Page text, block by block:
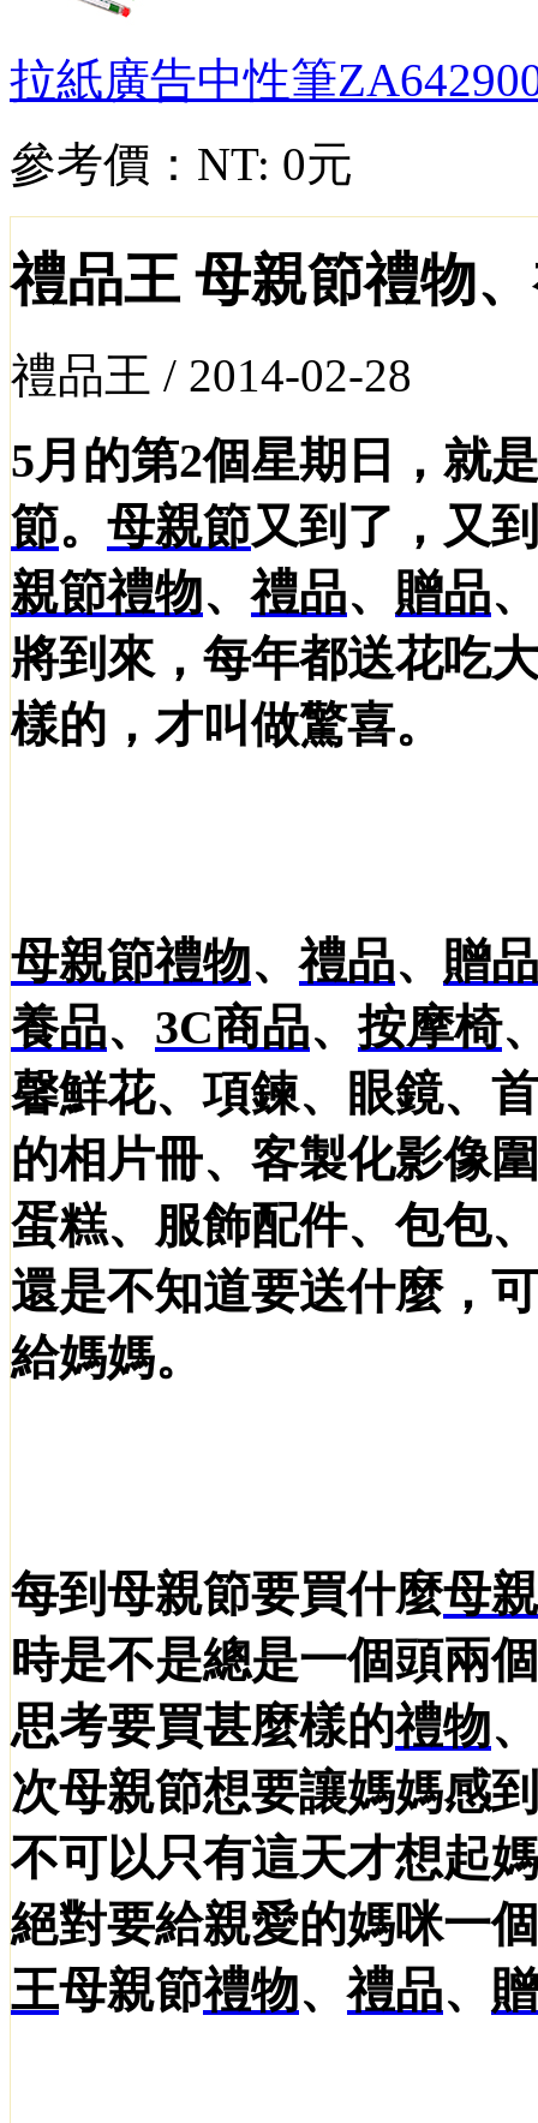
拉紙廣告中性筆
參考價： NT: 0元
禮品王 母親節禮物
禮品王 / 2014-02-28
5月的第2個星期日，就
節。 母親節又到了，又
親節禮物、禮品、 贈品、
將到來，每年都送花吃
樣的，才叫做驚喜。
母親節禮物、禮品、 贈品
養品、 3C商品、按摩椅
馨鮮花、項鍊、眼鏡、
的相片冊、客製化影像
蛋糕、服飾配件、包包
還是不知道要送什麼，
給媽媽。
每到母親節要買什麼母
時是不是總是一個頭兩
思考要買甚麼樣的禮物、
次母親節想要讓媽媽感
不可以只有這天才想起
絕對要給親愛的媽咪一
王母親節禮物、禮品、